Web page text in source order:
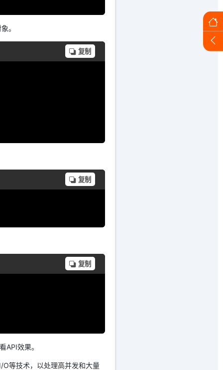
。
复制
复制
复制
API效果。
等技术，以处理高并发和大量